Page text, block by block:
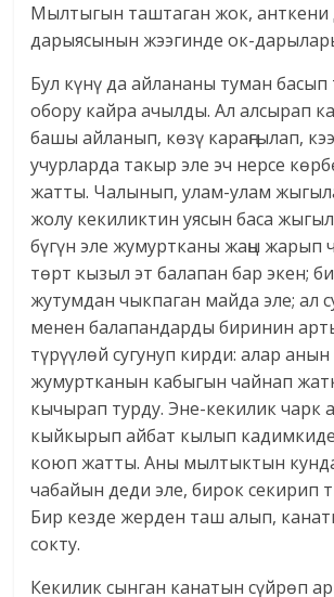
Мылтыгын таштаган жок, анткени
дарыясынын жээгинде ок-
Бул күнү да айлананы туман басып
обору кайра ачылды. Ал алсырап
башы айланып, көзү караңгылап,
учурларда такыр эле эч нерсе
жатты. Чалынып, улам-улам
жолу кекиликтин уясын баса
бүгүн эле жумуртканы жаңы жарып
төрт кызыл эт балапан бар экен;
жутумдан чыкпаган майда эле; ал
менен балапандарды биринин
түрүүлөй сугунуп кирди: алар
жумуртканын кабыгын чайнап
кычырап турду. Эне-кекилик чарк
кыйкырып айбат кылып
коюп жатты. Аны мылтыктын
чабайын деди эле, бирок секирип
Бир кезде жерден таш алып,
сокту.
Кекилик сынган канатын сүйрөп